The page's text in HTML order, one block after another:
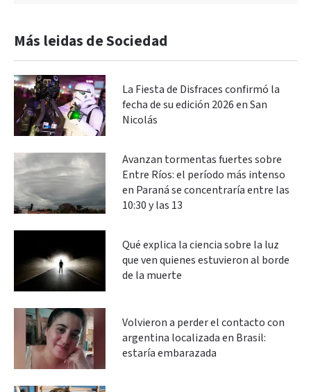
Más leidas de Sociedad
La Fiesta de Disfraces confirmó la
fecha de su edición 2026 en San
Nicolás
Avanzan tormentas fuertes sobre
Entre Ríos: el período más intenso
en Paraná se concentraría entre las
10:30 y las 13
Qué explica la ciencia sobre la luz
que ven quienes estuvieron al borde
de la muerte
Volvieron a perder el contacto con
argentina localizada en Brasil:
estaría embarazada